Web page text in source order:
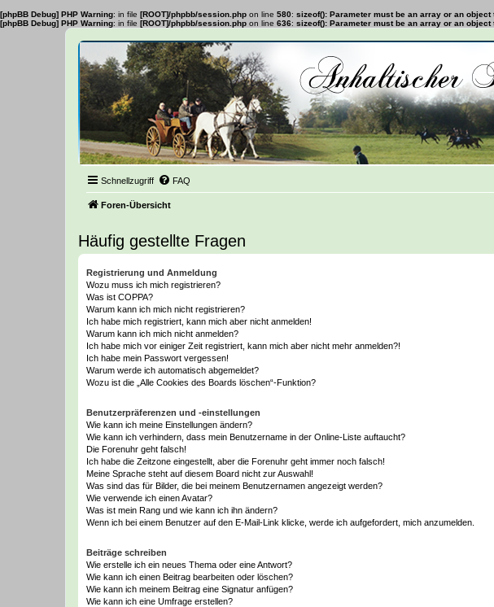
[phpBB Debug] PHP Warning: in file [ROOT]/phpbb/session.php on line 580: sizeof(): Parameter must be an array or an
[phpBB Debug] PHP Warning: in file [ROOT]/phpbb/session.php on line 636: sizeof(): Parameter must be an array or an
Schnellzugriff FAQ
Foren-Übersicht
Häufig gestellte Fragen
Registrierung und Anmeldung
Wozu muss ich mich registrieren?
Was ist COPPA?
Warum kann ich mich nicht registrieren?
Ich habe mich registriert, kann mich aber nicht anmelden!
Warum kann ich mich nicht anmelden?
Ich habe mich vor einiger Zeit registriert, kann mich aber nicht mehr anmelden?!
Ich habe mein Passwort vergessen!
Warum werde ich automatisch abgemeldet?
Wozu ist die „Alle Cookies des Boards löschen“-Funktion?
Benutzerpräferenzen und -einstellungen
Wie kann ich meine Einstellungen ändern?
Wie kann ich verhindern, dass mein Benutzername in der Online-Liste auftaucht?
Die Forenuhr geht falsch!
Ich habe die Zeitzone eingestellt, aber die Forenuhr geht immer noch falsch!
Meine Sprache steht auf diesem Board nicht zur Auswahl!
Was sind das für Bilder, die bei meinem Benutzernamen angezeigt werden?
Wie verwende ich einen Avatar?
Was ist mein Rang und wie kann ich ihn ändern?
Wenn ich bei einem Benutzer auf den E-Mail-Link klicke, werde ich aufgefordert, mich anzumelden.
Beiträge schreiben
Wie erstelle ich ein neues Thema oder eine Antwort?
Wie kann ich einen Beitrag bearbeiten oder löschen?
Wie kann ich meinem Beitrag eine Signatur anfügen?
Wie kann ich eine Umfrage erstellen?